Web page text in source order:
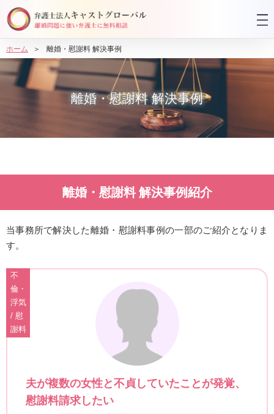
ホーム 離婚・慰謝料 解決事例
離婚・慰謝料 解決事例
離婚・慰謝料 解決事例紹介
当事務所で解決した離婚・慰謝料事例の一部のご紹介となりま
す。
不
倫・
浮気
/ 慰
謝料
夫が複数の女性と不貞していたことが発覚、
慰謝料請求したい